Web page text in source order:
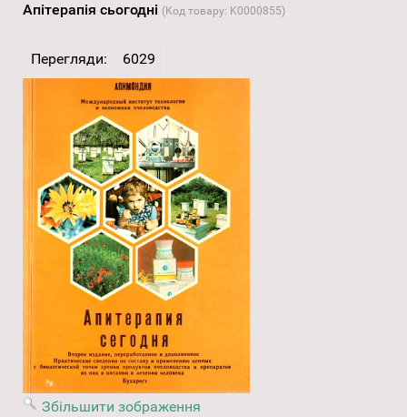
Апітерапія сьогодні (Код товару: K0000855)
Перегляди: 6029
Збільшити зображення